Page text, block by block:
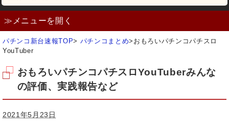
≫メニューを開く
パチンコ新台速報TOP> パチンコまとめ> おもろいパチンコパチスロ
YouTuber
おもろいパチンコパチスロYouTuberみんな
の評価、実践報告など
2021年5月23日